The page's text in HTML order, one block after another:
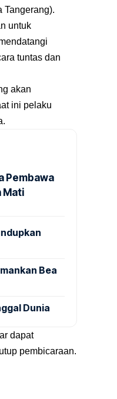
Tangerang).
untuk
tuntas dan
akan
ini pelaku
Pembawa
Mati
Bea
Dunia
dapat
pembicaraan.